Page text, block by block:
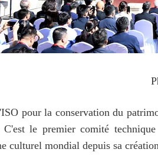
pour la conservation du
C'est le premier comité
culturel mondial depuis sa